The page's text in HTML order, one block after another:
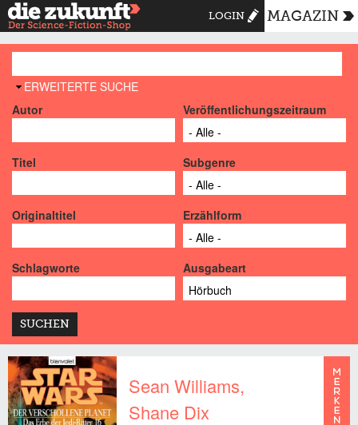
LOGIN MAGAZIN
AUSBLENDEN
ERWEITERTE SUCHE
Autor
Veröffentlichungszeitraum
Titel Subgenre
Originaltitel Erzählform
Schlagworte Ausgabeart
Sean Williams
Shane Dix